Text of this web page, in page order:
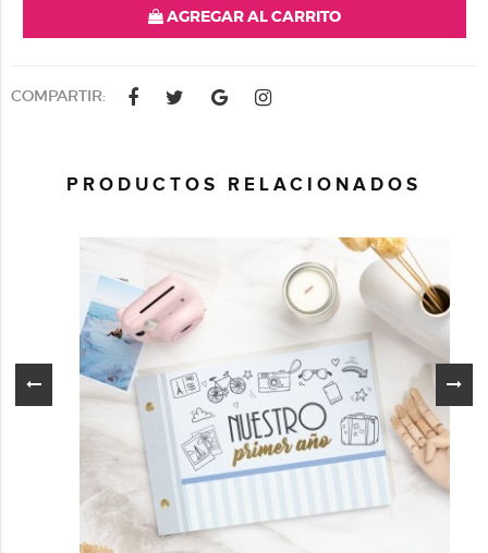
AGREGAR AL CARRITO
COMPARTIR:
PRODUCTOS RELACIONADOS